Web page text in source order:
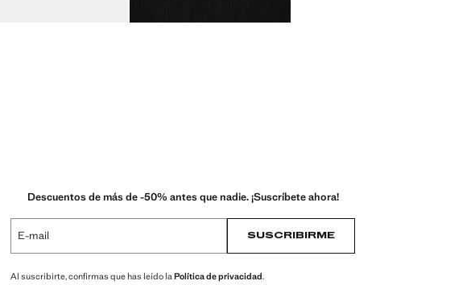
Descuentos de más de -50% antes que nadie. ¡Suscríbete ahora!
E-mail SUSCRIBIRME
Al suscribirte, confirmas que has leído laPolítica de privacidad.